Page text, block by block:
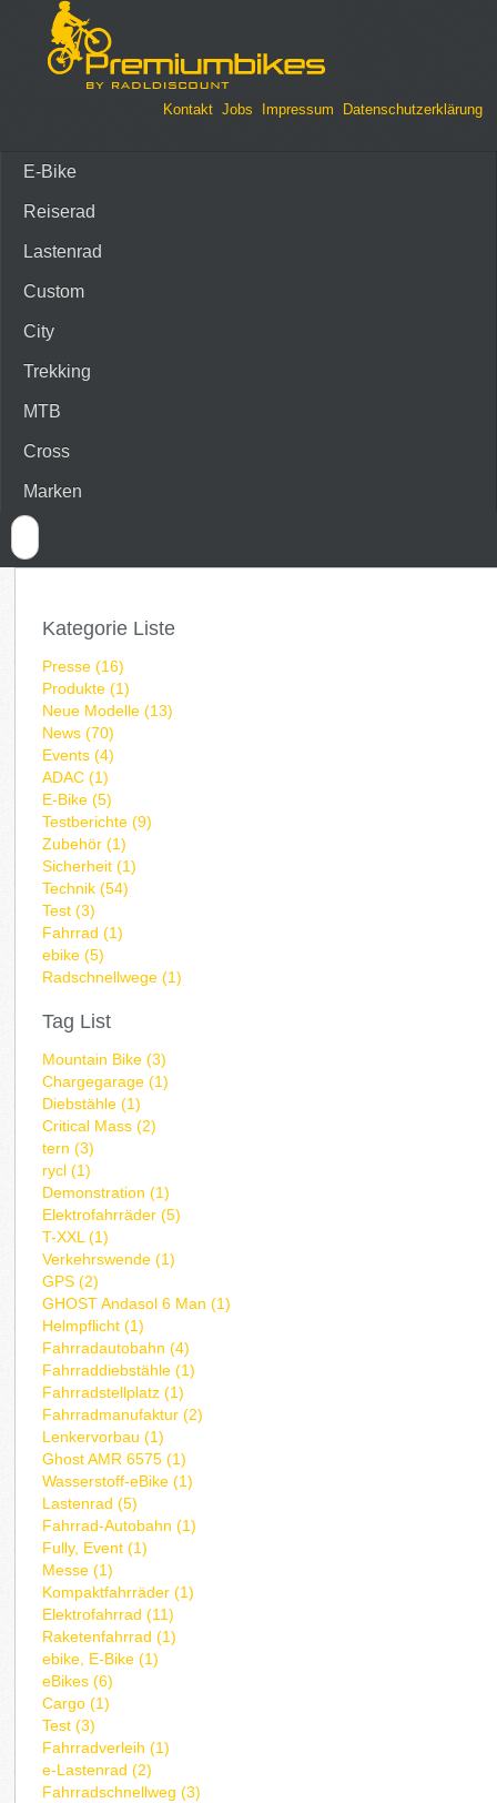
Kontakt Jobs Impressum Datenschutzerklärung
E-Bike
Reiserad
Lastenrad
Custom
City
Trekking
MTB
Cross
Marken
Kategorie Liste
Presse (16)
Produkte (1)
Neue Modelle (13)
News (70)
Events (4)
ADAC (1)
E-Bike (5)
Testberichte (9)
Zubehör (1)
Sicherheit (1)
Technik (54)
Test (3)
Fahrrad (1)
ebike (5)
Radschnellwege (1)
Tag List
Mountain Bike (3)
Chargegarage (1)
Diebstähle (1)
Critical Mass (2)
tern (3)
rycl (1)
Demonstration (1)
Elektrofahrräder (5)
T-XXL (1)
Verkehrswende (1)
GPS (2)
GHOST Andasol 6 Man (1)
Helmpflicht (1)
Fahrradautobahn (4)
Fahrraddiebstähle (1)
Fahrradstellplatz (1)
Fahrradmanufaktur (2)
Lenkervorbau (1)
Ghost AMR 6575 (1)
Wasserstoff-eBike (1)
Lastenrad (5)
Fahrrad-Autobahn (1)
Fully, Event (1)
Messe (1)
Kompaktfahrräder (1)
Elektrofahrrad (11)
Raketenfahrrad (1)
ebike, E-Bike (1)
eBikes (6)
Cargo (1)
Test (3)
Fahrradverleih (1)
e-Lastenrad (2)
Fahrradschnellweg (3)